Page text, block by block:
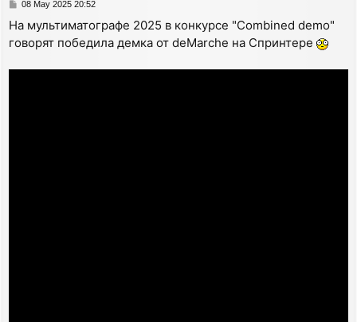
P
s
t
08 May 2025 20:52
На мультиматографе 2025 в конкурсе "Combined demo"
говорят победила демка от deMarche на Спринтере